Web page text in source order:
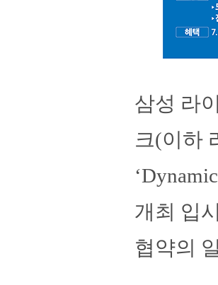
삼성 라
크(이하
개최 입
협약의